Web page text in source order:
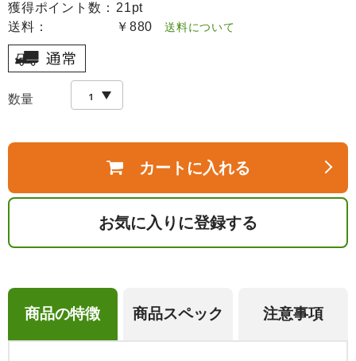
獲得ポイント数： 21pt
送料：
￥880 送料について
数量
カートに入れる
お気に入りに登録する
商品の特徴 商品スペック 注意事項